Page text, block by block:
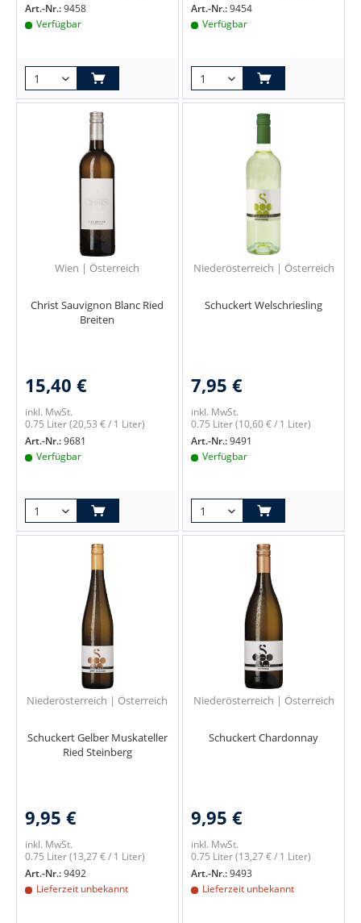
Art.-Nr.:9458
Verfügbar
Art.-Nr.:9454
Verfügbar
Wien | Österreich
Christ Sauvignon Blanc Ried
Breiten
15,40 €
inkl. MwSt.
0.75 Liter(20,53 € / 1 Liter)
Art.-Nr.:9681
Verfügbar
Niederösterreich | Österreich
Schuckert Welschriesling
7,95 €
inkl. MwSt.
0.75 Liter(10,60 € / 1 Liter)
Art.-Nr.:9491
Verfügbar
Niederösterreich | Österreich
Schuckert Gelber Muskateller
Ried Steinberg
9,95 €
inkl. MwSt.
0.75 Liter(13,27 € / 1 Liter)
Art.-Nr.:9492
Lieferzeit unbekannt
Niederösterreich | Österreich
Schuckert Chardonnay
9,95 €
inkl. MwSt.
0.75 Liter(13,27 € / 1 Liter)
Art.-Nr.:9493
Lieferzeit unbekannt